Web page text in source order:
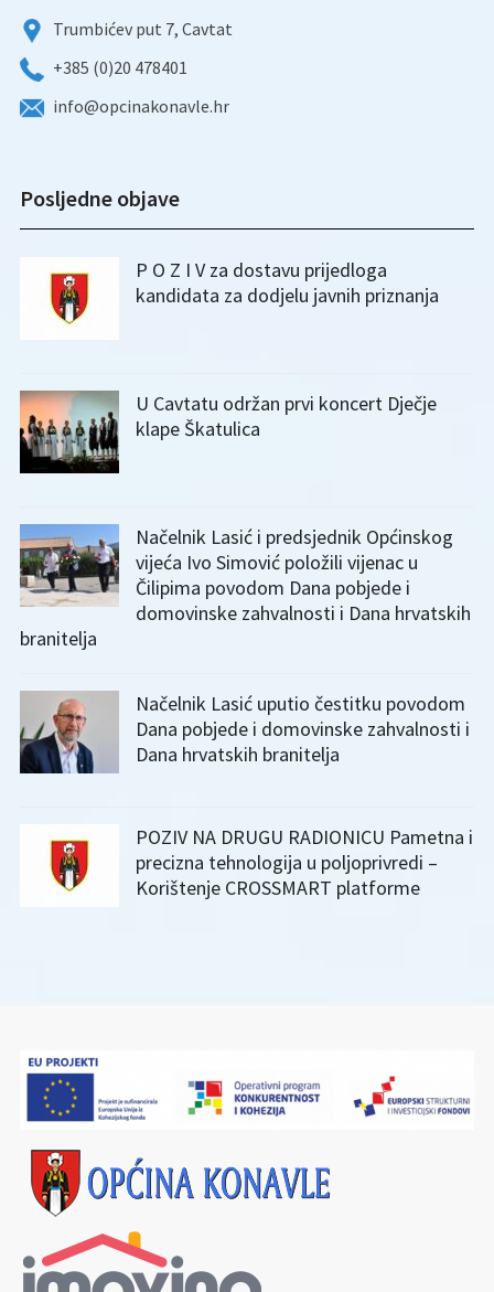
Trumbićev put 7, Cavtat
+385 (0)20 478401
info@opcinakonavle.hr
Posljedne objave
P O Z I V za dostavu prijedloga
kandidata za dodjelu javnih priznanja
U Cavtatu održan prvi koncert Dječje
klape Škatulica
Načelnik Lasić i predsjednik Općinskog
vijeća Ivo Simović položili vijenac u
Čilipima povodom Dana pobjede i
domovinske zahvalnosti i Dana hrvatskih
branitelja
Načelnik Lasić uputio čestitku povodom
Dana pobjede i domovinske zahvalnosti i
Dana hrvatskih branitelja
POZIV NA DRUGU RADIONICU Pametna i
precizna tehnologija u poljoprivredi –
Korištenje CROSSMART platforme